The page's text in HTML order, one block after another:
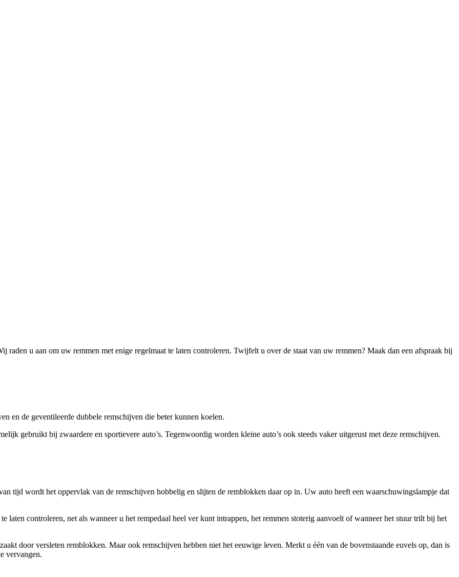
u aan om uw remmen met enige regelmaat te laten controleren. Twijfelt u over de staat van uw remmen? Maak dan een afspraak bij
en de geventileerde dubbele remschijven die beter kunnen koelen.
gebruikt bij zwaardere en sportievere auto’s. Tegenwoordig worden kleine auto’s ook steeds vaker uitgerust met deze remschijven.
tijd wordt het oppervlak van de remschijven hobbelig en slijten de remblokken daar op in. Uw auto heeft een waarschuwingslampje dat
laten controleren, net als wanneer u het rempedaal heel ver kunt intrappen, het remmen stoterig aanvoelt of wanneer het stuur trilt bij het
door versleten remblokken. Maar ook remschijven hebben niet het eeuwige leven. Merkt u één van de bovenstaande euvels op, dan is
vervangen.